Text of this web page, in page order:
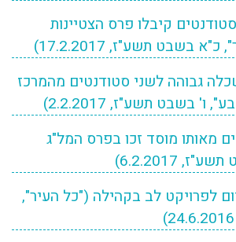
קיבלו פרס הצטיינות
בשבט תשע"ז, 17.2.2017)
גבוהה לשני סטודנטים מהמרכז
בשבט תשע"ז, 2.2.2017)
מאותו מוסד זכו בפרס המל"ג
6.2.2017)
לפרויקט לב בקהילה ("כל העיר",